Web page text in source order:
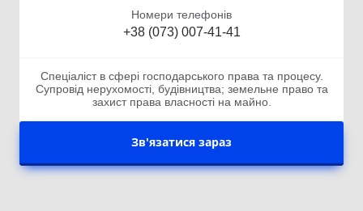
Номери телефонів
+38 (073) 007-41-41
Спеціаліст в сфері господарського права та процесу.
Супровід нерухомості, будівництва; земельне право та
захист права власності на майно.
Зв'язатися зараз